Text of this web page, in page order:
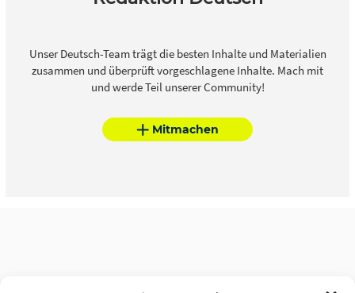
Unser Deutsch-Team trägt die besten Inhalte und Materialien
zusammen und überprüft vorgeschlagene Inhalte. Mach mit
und werde Teil unserer Community!
Mitmachen